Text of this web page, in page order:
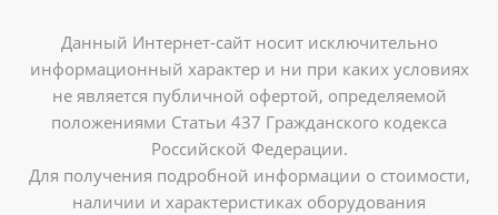
Данный Интернет-сайт носит исключительно
информационный характер и ни при каких условиях
не является публичной офертой, определяемой
положениями Статьи 437 Гражданского кодекса
Российской Федерации.
Для получения подробной информации о стоимости,
наличии и характеристиках оборудования